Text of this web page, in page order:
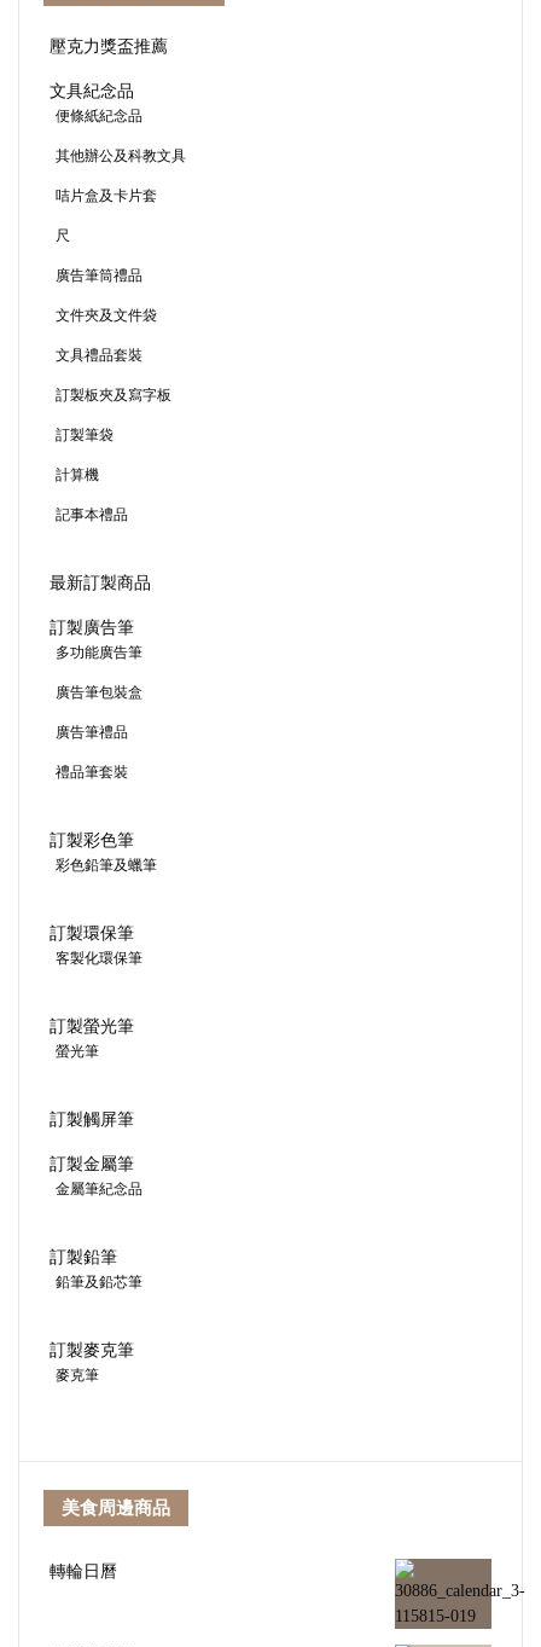
壓克力獎盃推薦
文具紀念品
便條紙紀念品
其他辦公及科教文具
咭片盒及卡片套
尺
廣告筆筒禮品
文件夾及文件袋
文具禮品套裝
訂製板夾及寫字板
訂製筆袋
計算機
記事本禮品
最新訂製商品
訂製廣告筆
多功能廣告筆
廣告筆包裝盒
廣告筆禮品
禮品筆套裝
訂製彩色筆
彩色鉛筆及蠟筆
訂製環保筆
客製化環保筆
訂製螢光筆
螢光筆
訂製觸屏筆
訂製金屬筆
金屬筆紀念品
訂製鉛筆
鉛筆及鉛芯筆
訂製麥克筆
麥克筆
美食周邊商品
轉輪日曆